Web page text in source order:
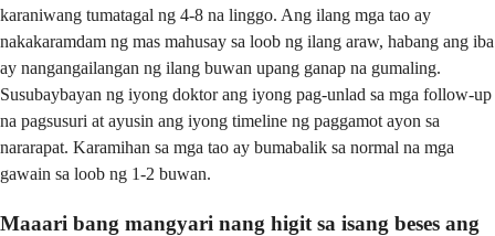
karaniwang tumatagal ng 4-8 na linggo. Ang ilang mga tao ay
nakakaramdam ng mas mahusay sa loob ng ilang araw, habang ang iba
ay nangangailangan ng ilang buwan upang ganap na gumaling.
Susubaybayan ng iyong doktor ang iyong pag-unlad sa mga follow-up
na pagsusuri at ayusin ang iyong timeline ng paggamot ayon sa
nararapat. Karamihan sa mga tao ay bumabalik sa normal na mga
gawain sa loob ng 1-2 buwan.
Maaari bang mangyari nang higit sa isang beses ang